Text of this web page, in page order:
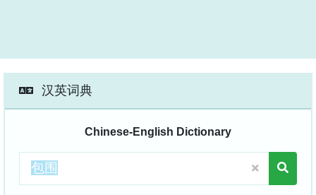
汉英词典
Chinese-English Dictionary